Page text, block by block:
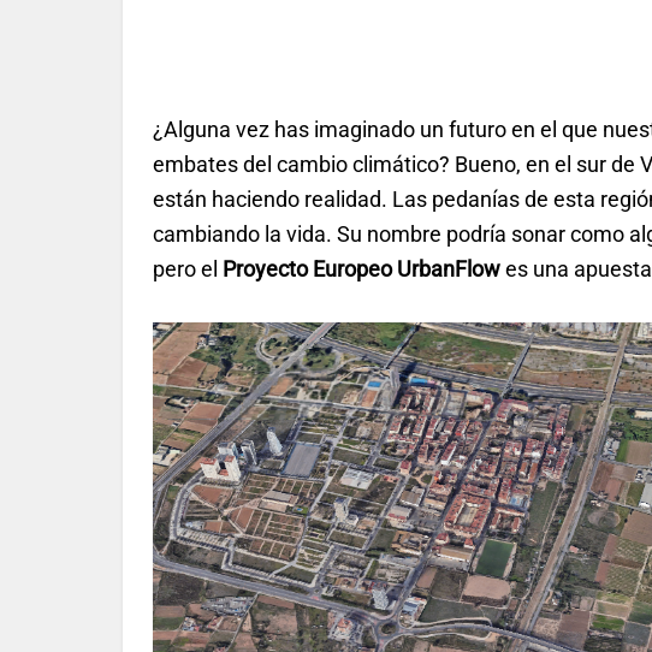
¿Alguna vez has imaginado un futuro en el que
embates del cambio climático? Bueno, en el sur de
están haciendo realidad. Las pedanías de esta
cambiando la vida. Su nombre podría sonar como
pero el Proyecto Europeo UrbanFlowes una